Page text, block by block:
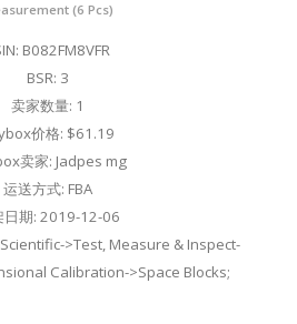
(6 Pcs)
B082FM8VFR
BSR: 3
卖家数量: 1
价格: $61.19
卖家: Jadpes mg
运送方式: FBA
日期: 2019-12-06
>Test, Measure & Inspect-
Calibration->Space Blocks;